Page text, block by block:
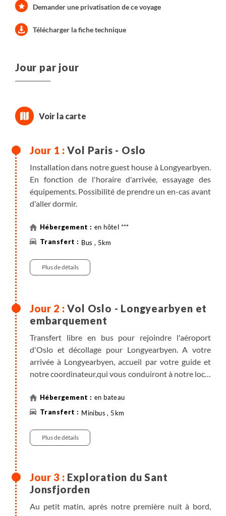
Demander une privatisation de ce voyage
Télécharger la fiche technique
Jour par jour
Vol Paris - Oslo
Installation dans notre guest house à Longyearbyen.
En fonction de l'horaire d'arrivée, essayage des
équipements. Possibilité de prendre un en-cas avant
d'aller dormir.
en hôtel ***
Bus , 5km
Plus de détails
Vol Oslo - Longyearbyen et
embarquement
Transfert libre en bus pour rejoindre l'aéroport
d'Oslo et décollage pour Longyearbyen. A votre
arrivée à Longyearbyen, accueil par votre guide et
notre coordinateur,qui vous conduiront à notre local
Une fois équipés, nous rejoignons le port pour
embarquer sur HAVELLA. Accueil à bord et
Une fois installés, nous larguons les amarres pour
aller mouiller dans un endroit tranquille, à 2 ou 3
la nuit. L'aventure commence...
en bateau
Minibus , 5km
Plus de détails
Exploration du Sant
Jonsfjorden
Au petit matin, après notre première nuit à bord,